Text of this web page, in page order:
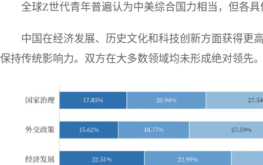
全球Z世代青年普遍认为中美综合国力相当，但各具
中国在经济发展、历史文化和科技创新方面获得更
保持传统影响力。双方在大多数领域均未形成绝对领先